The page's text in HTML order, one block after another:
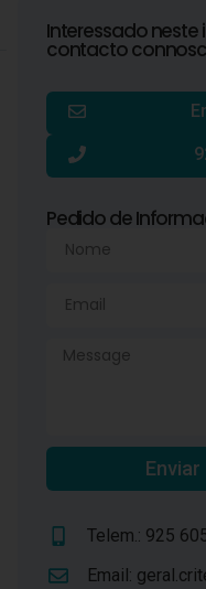
Interessado neste
contacto
Pedido de
Telem.: 925
Email: